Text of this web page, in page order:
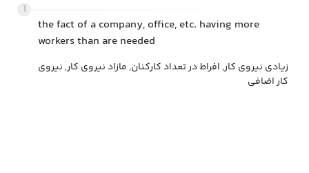
1
the fact of a company, office, etc. having more
workers than are needed
زیادی نیروی کار, افراط در تعداد کارکنان, مازاد نیروی کار, نیروی
کار اضافی